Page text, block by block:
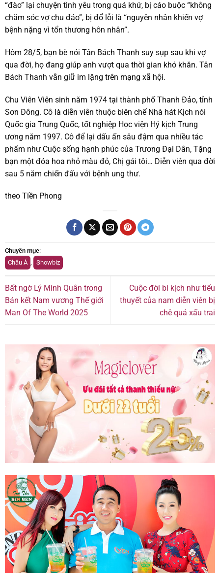
“đào” lại chuyện tình yêu trong quá khứ, bị cáo buộc “không
chăm sóc vợ chu đáo”, bị đổ lỗi là “nguyên nhân khiến vợ
bệnh nặng vì tổn thương hôn nhân”.
Hôm 28/5, bạn bè nói Tân Bách Thanh suy sụp sau khi vợ
qua đời, họ đang giúp anh vượt qua thời gian khó khăn. Tân
Bách Thanh vẫn giữ im lặng trên mạng xã hội.
Chu Viên Viên sinh năm 1974 tại thành phố Thanh Đảo, tỉnh
Sơn Đông. Cô là diễn viên thuộc biên chế Nhà hát Kịch nói
Quốc gia Trung Quốc, tốt nghiệp Học viện Hý kịch Trung
ương năm 1997. Cô để lại dấu ấn sâu đậm qua nhiều tác
phẩm như Cuộc sống hạnh phúc của Trương Đại Dân, Tặng
bạn một đóa hoa nhỏ màu đỏ, Chị gái tôi… Diễn viên qua đời
sau 5 năm chiến đấu với bệnh ung thư.
theo Tiền Phong
Chuyên mục:
Châu Á
Showbiz
Bất ngờ Lý Minh Quân trong
Bán kết Nam vương Thế giới
Man Of The World 2025
Cuộc đời bi kịch như tiểu
thuyết của nam diễn viên bị
chê quá xấu trai